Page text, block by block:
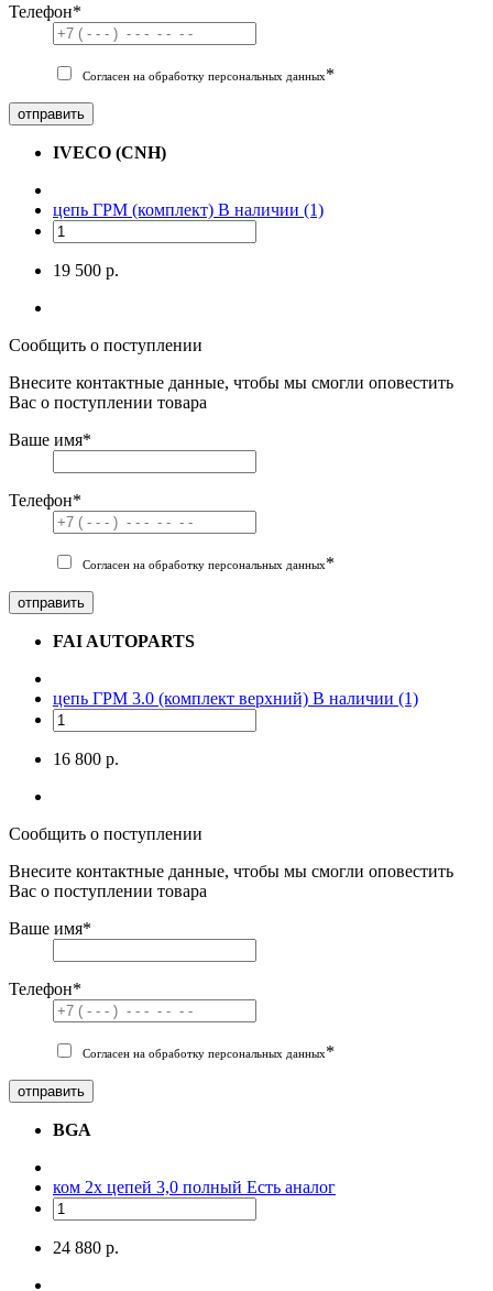
Телефон*
Согласен на обработку персональных данных*
отправить
IVECO (CNH)
цепь ГРМ (комплект) В наличии (1)
19 500 р.
Сообщить о поступлении
Внесите контактные данные, чтобы мы смогли оповестить
Вас о поступлении товара
Ваше имя*
Телефон*
Согласен на обработку персональных данных*
отправить
FAI AUTOPARTS
цепь ГРМ 3.0 (комплект верхний) В наличии (1)
16 800 р.
Сообщить о поступлении
Внесите контактные данные, чтобы мы смогли оповестить
Вас о поступлении товара
Ваше имя*
Телефон*
Согласен на обработку персональных данных*
отправить
BGA
ком 2х цепей 3,0 полный Есть аналог
24 880 р.